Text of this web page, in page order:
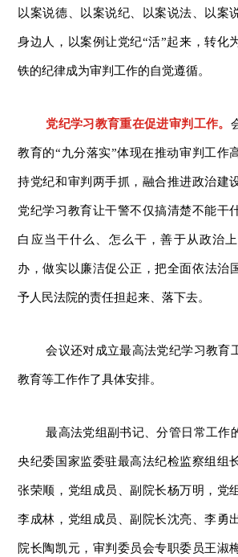
以案说德、以案说纪、以案说法、以案
身边人，以案例让党纪“活”起来，转化
铁的纪律成为审判工作的自觉遵循。
党纪学习教育重在促进审判工作。
教育的“九分落实”体现在推动审判工作
持党纪和审判两手抓，融合推进政治建
党纪学习教育让干警不仅搞清楚不能干
白应当干什么、怎么干，善于从政治
办，做实以廉洁促公正，把全面依法治
予人民法院的责任担起来、落下去。
会议还对成立最高法党纪学习教育
教育等工作作了具体安排。
最高法党组副书记、分管日常工作
央纪委国家监委驻最高法纪检监察组组
张荣顺，党组成员、副院长杨万明，党
李成林，党组成员、副院长沈亮、李勇
院长陶凯元，审判委员会专职委员王淑